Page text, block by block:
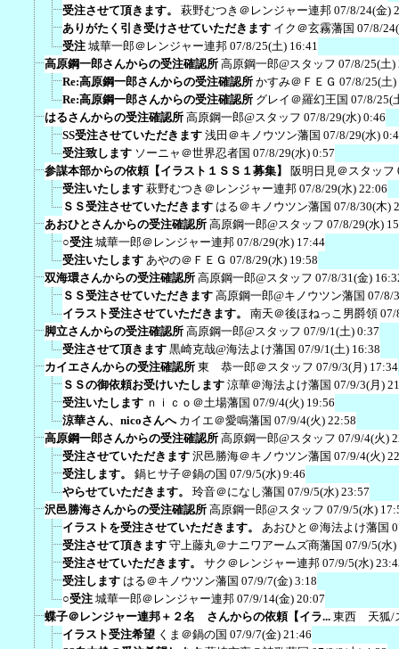
受注させて頂きます。
萩野むつき＠レンジャー連邦 07/8/24(金)
ありがたく引き受けさせていただきます イク＠玄霧藩国 07/8/
受注 城華一郎＠レンジャー連邦 07/8/25(土) 16:41
高原鋼一郎さんからの受注確認所 高原鋼一郎@スタッフ 07/8/25(土)
Re:高原鋼一郎さんからの受注確認所 かすみ＠ＦＥＧ 07/8/25(土)
Re:高原鋼一郎さんからの受注確認所 グレイ＠羅幻王国 07/8/25(
はるさんからの受注確認所 高原鋼一郎@スタッフ 07/8/29(水) 0:46
SS受注させていただきます 浅田＠キノウツン藩国 07/8/29(水)
受注致します ソーニャ＠世界忍者国 07/8/29(水) 0:57
参謀本部からの依頼【イラスト１ＳＳ１募集】
阪明日見＠スタッフ
受注いたします 萩野むつき＠レンジャー連邦 07/8/29(水) 22:06
ＳＳ受注させていただきます はる＠キノウツン藩国 07/8/30(木)
あおひとさんからの受注確認所 高原鋼一郎@スタッフ 07/8/29(水)
○受注 城華一郎＠レンジャー連邦 07/8/29(水) 17:44
受注いたします あやの＠ＦＥＧ 07/8/29(水) 19:58
双海環さんからの受注確認所 高原鋼一郎@スタッフ 07/8/31(金)
ＳＳ受注させていただきます 高原鋼一郎@キノウツン藩国 07/8/
イラスト受注させていただきます。
南天＠後ほねっこ男爵領 07/
脚立さんからの受注確認所 高原鋼一郎@スタッフ 07/9/1(土) 0:37
受注させて頂きます 黒崎克哉@海法よけ藩国 07/9/1(土) 16:38
カイエさんからの受注確認所 東 恭一郎＠スタッフ 07/9/3(月) 17:34
ＳＳの御依頼お受けいたします 涼華＠海法よけ藩国 07/9/3(月)
受注いたします ｎｉｃｏ＠土場藩国 07/9/4(火) 19:56
涼華さん、nicoさんへ カイエ＠愛鳴藩国 07/9/4(火) 22:58
高原鋼一郎さんからの受注確認所 高原鋼一郎@スタッフ 07/9/4(火)
受注させていただきます 沢邑勝海＠キノウツン藩国 07/9/4(火)
受注します。
鍋ヒサ子＠鍋の国 07/9/5(水) 9:46
やらせていただきます。
玲音＠になし藩国 07/9/5(水) 23:57
沢邑勝海さんからの受注確認所 高原鋼一郎@スタッフ 07/9/5(水)
イラストを受注させていただきます。
あおひと＠海法よけ藩国
受注させて頂きます 守上藤丸＠ナニワアームズ商藩国 07/9/5(水)
受注させていただきます。
サク＠レンジャー連邦 07/9/5(水)
受注します はる＠キノウツン藩国 07/9/7(金) 3:18
○受注 城華一郎＠レンジャー連邦 07/9/14(金) 20:07
蝶子＠レンジャー連邦＋２名 さんからの依頼【イラ... 東西 天狐/
イラスト受注希望 くま＠鍋の国 07/9/7(金) 21:46